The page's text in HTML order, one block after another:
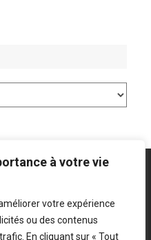
à votre vie
votre expérience
ou des contenus
En cliquant sur « Tout